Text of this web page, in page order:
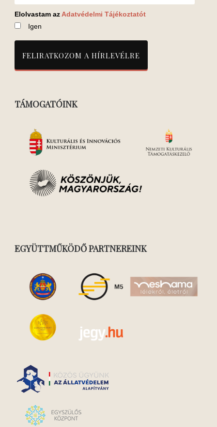
Elolvastam az Adatvédelmi Tájékoztatót
Igen
TÁMOGATÓINK
EGYÜTTMŰKÖDŐ PARTNEREINK